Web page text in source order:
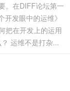
。在DIFF论坛第一
发眼中的运维》
把在开发上的运用
运维不是打杂...